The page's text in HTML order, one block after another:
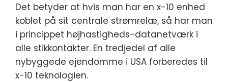
Det betyder at hvis man har en x-10 enhed
koblet på sit centrale strømrelæ, så har man
i princippet højhastigheds-datanetværk i
alle stikkontakter. En tredjedel af alle
nybyggede ejendomme i USA forberedes til
x-10 teknologien.